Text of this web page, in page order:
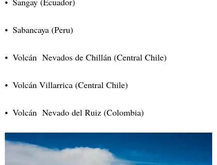
Sabancaya (Peru)
Volcán Nevados de Chillán (Central Chile)
Volcán Villarrica (Central Chile)
Volcán Nevado del Ruiz (Colombia)